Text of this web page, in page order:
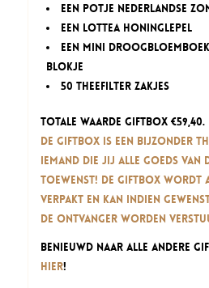
een potje Nederlandse
een Lottea Honinglepel
een mini
blokje
50 theefilter zakjes
Totale waarde giftbox €59,40.
De Giftbox is een bijzonder
iemand die jij alle goeds van
toewenst! De Giftbox wordt
verpakt en kan indien
de ontvanger worden
Benieuwd naar alle andere
hier!